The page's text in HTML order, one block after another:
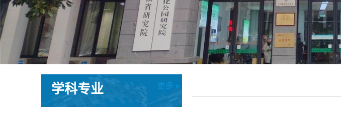
学科专业 更多 »
更多 »